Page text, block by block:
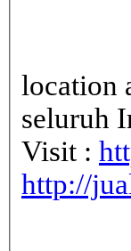
location
seluruh
Visit :
http://